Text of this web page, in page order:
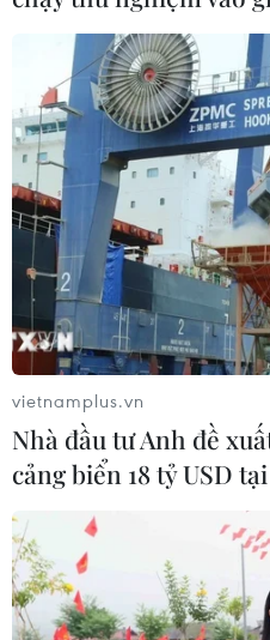
vietnamplus.vn
Nhà đầu tư Anh đề
cảng biển 18 tỷ USD